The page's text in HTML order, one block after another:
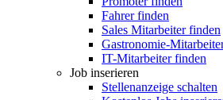
Fahrer finden
Sales Mitarbeiter finden
Gastronomie-
IT-Mitarbeiter finden
Job inserieren
Stellenanzeige schalten